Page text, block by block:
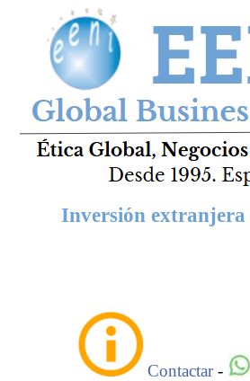
Inversión extranjera
Contactar-